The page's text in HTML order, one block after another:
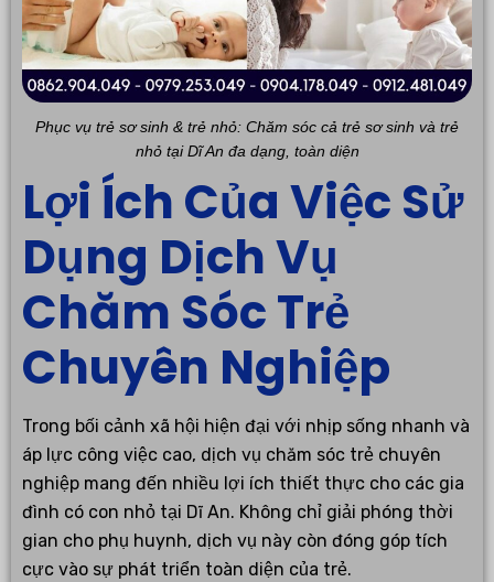
Phục vụ trẻ sơ sinh & trẻ nhỏ: Chăm sóc cả trẻ sơ sinh và trẻ
nhỏ tại Dĩ An đa dạng, toàn diện
Lợi Ích Của Việc Sử
Dụng Dịch Vụ
Chăm Sóc Trẻ
Chuyên Nghiệp
Trong bối cảnh xã hội hiện đại với nhịp sống nhanh và
áp lực công việc cao, dịch vụ chăm sóc trẻ chuyên
nghiệp mang đến nhiều lợi ích thiết thực cho các gia
đình có con nhỏ tại Dĩ An. Không chỉ giải phóng thời
gian cho phụ huynh, dịch vụ này còn đóng góp tích
cực vào sự phát triển toàn diện của trẻ.